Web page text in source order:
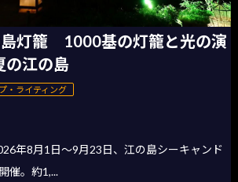
島灯籠 1000基の灯籠と光の演
の江の島
・ライティング
年8月1日〜9月23日、江の島シーキャンド
催。約1,...